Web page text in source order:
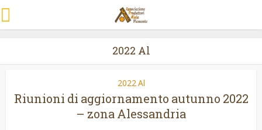
2022 Al
2022 Al
Riunioni di aggiornamento autunno 2022
– zona Alessandria